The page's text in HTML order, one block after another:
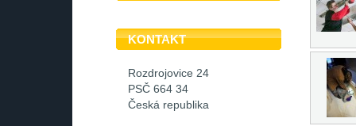
KONTAKT
Rozdrojovice 24
PSČ 664 34
Česká republika